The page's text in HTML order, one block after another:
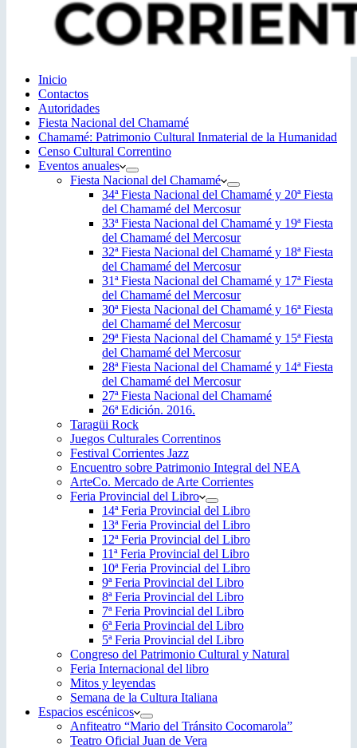
Inicio
Contactos
Autoridades
Fiesta Nacional del Chamamé
Chamamé: Patrimonio Cultural Inmaterial de la Humanidad
Censo Cultural Correntino
Eventos anuales
Fiesta Nacional del Chamamé
34ª Fiesta Nacional del Chamamé y 20ª Fiesta
del Chamamé del Mercosur
33ª Fiesta Nacional del Chamamé y 19ª Fiesta
del Chamamé del Mercosur
32ª Fiesta Nacional del Chamamé y 18ª Fiesta
del Chamamé del Mercosur
31ª Fiesta Nacional del Chamamé y 17ª Fiesta
del Chamamé del Mercosur
30ª Fiesta Nacional del Chamamé y 16ª Fiesta
del Chamamé del Mercosur
29ª Fiesta Nacional del Chamamé y 15ª Fiesta
del Chamamé del Mercosur
28ª Fiesta Nacional del Chamamé y 14ª Fiesta
del Chamamé del Mercosur
27ª Fiesta Nacional del Chamamé
26ª Edición. 2016.
Taragüi Rock
Juegos Culturales Correntinos
Festival Corrientes Jazz
Encuentro sobre Patrimonio Integral del NEA
ArteCo. Mercado de Arte Corrientes
Feria Provincial del Libro
14ª Feria Provincial del Libro
13ª Feria Provincial del Libro
12ª Feria Provincial del Libro
11ª Feria Provincial del Libro
10ª Feria Provincial del Libro
9ª Feria Provincial del Libro
8ª Feria Provincial del Libro
7ª Feria Provincial del Libro
6ª Feria Provincial del Libro
5ª Feria Provincial del Libro
Congreso del Patrimonio Cultural y Natural
Feria Internacional del libro
Mitos y leyendas
Semana de la Cultura Italiana
Espacios escénicos
Anfiteatro “Mario del Tránsito Cocomarola”
Teatro Oficial Juan de Vera